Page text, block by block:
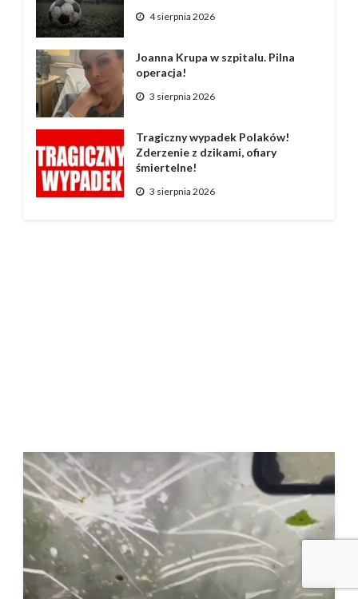
4 sierpnia 2026
Joanna Krupa w szpitalu. Pilna
operacja!
3 sierpnia 2026
Tragiczny wypadek Polaków!
Zderzenie z dzikami, ofiary
śmiertelne!
3 sierpnia 2026